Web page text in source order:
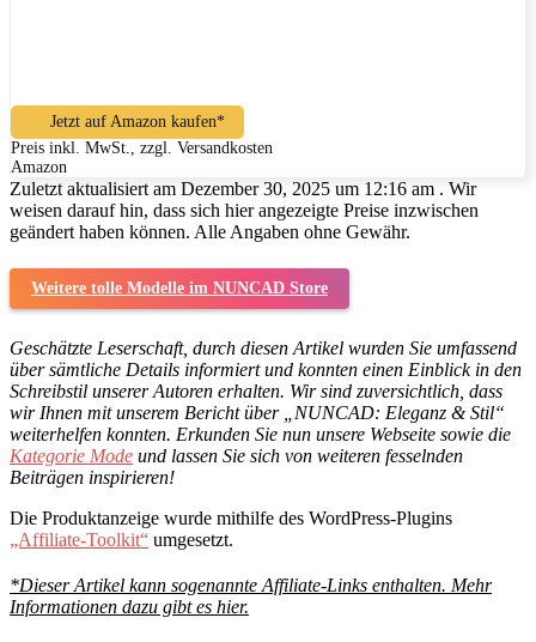
Jetzt auf Amazon kaufen*
Preis inkl. MwSt., zzgl. Versandkosten
Amazon
Zuletzt aktualisiert am Dezember 30, 2025 um 12:16 am . Wir
weisen darauf hin, dass sich hier angezeigte Preise inzwischen
geändert haben können. Alle Angaben ohne Gewähr.
Weitere tolle Modelle im NUNCAD Store
Geschätzte Leserschaft, durch diesen Artikel wurden Sie umfassend
über sämtliche Details informiert und konnten einen Einblick in den
Schreibstil unserer Autoren erhalten. Wir sind zuversichtlich, dass
wir Ihnen mit unserem Bericht über „NUNCAD: Eleganz & Stil“
weiterhelfen konnten. Erkunden Sie nun unsere Webseite sowie die
Kategorie Mode und lassen Sie sich von weiteren fesselnden
Beiträgen inspirieren!
Die Produktanzeige wurde mithilfe des WordPress-Plugins
„Affiliate-Toolkit“ umgesetzt.
*Dieser Artikel kann sogenannte Affiliate-Links enthalten. Mehr
Informationen dazu gibt es hier.